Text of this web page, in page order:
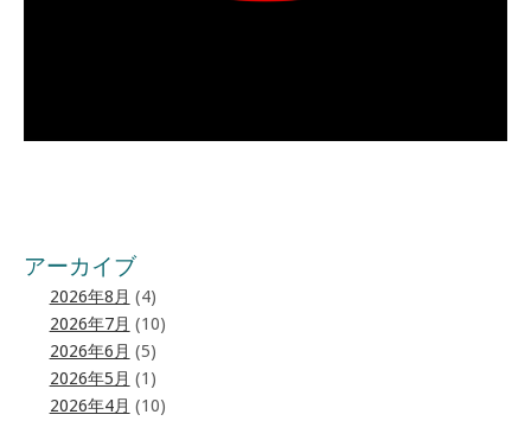
アーカイブ
2026年8月 (4)
2026年7月 (10)
2026年6月 (5)
2026年5月 (1)
2026年4月 (10)